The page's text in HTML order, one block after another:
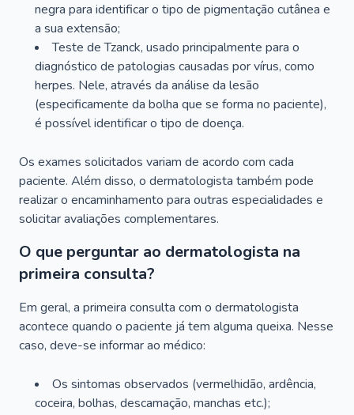
negra para identificar o tipo de pigmentação cutânea e
a sua extensão;
Teste de Tzanck, usado principalmente para o
diagnóstico de patologias causadas por vírus, como
herpes. Nele, através da análise da lesão
(especificamente da bolha que se forma no paciente),
é possível identificar o tipo de doença.
Os exames solicitados variam de acordo com cada
paciente. Além disso, o dermatologista também pode
realizar o encaminhamento para outras especialidades e
solicitar avaliações complementares.
O que perguntar ao dermatologista na
primeira consulta?
Em geral, a primeira consulta com o dermatologista
acontece quando o paciente já tem alguma queixa. Nesse
caso, deve-se informar ao médico:
Os sintomas observados (vermelhidão, ardência,
coceira, bolhas, descamação, manchas etc.);